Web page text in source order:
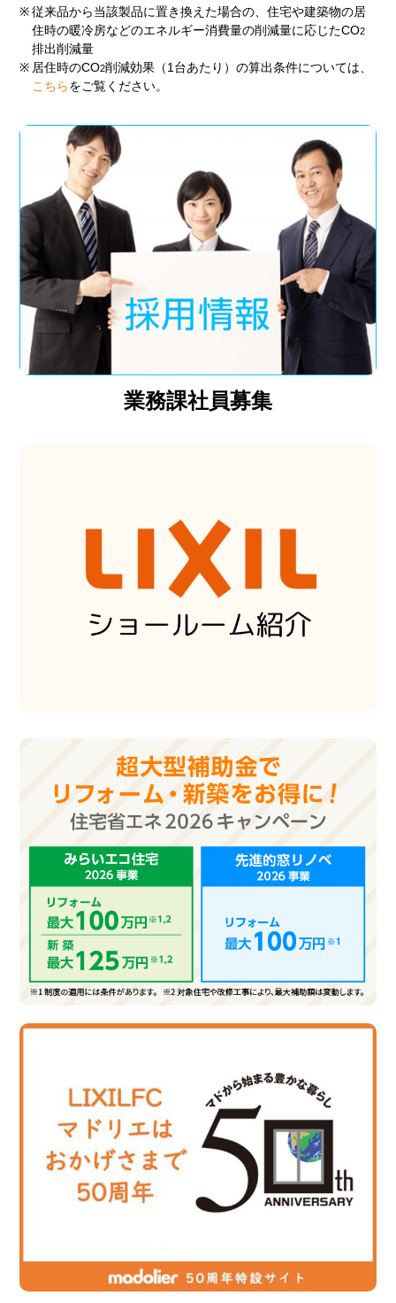
※ 従来品から当該製品に置き換えた場合の、住宅や建築物の居
住時の暖冷房などのエネルギー消費量の削減量に応じたCO2
排出削減量
※ 居住時のCO2削減効果（1台あたり）の算出条件については、
こちら をご覧ください。
業務課社員募集